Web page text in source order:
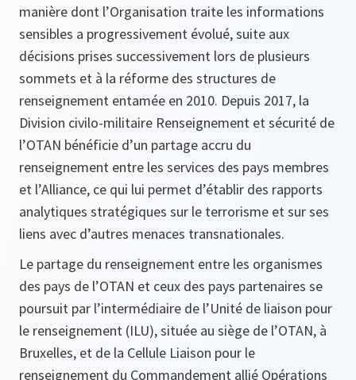
manière dont l’Organisation traite les informations
sensibles a progressivement évolué, suite aux
décisions prises successivement lors de plusieurs
sommets et à la réforme des structures de
renseignement entamée en 2010. Depuis 2017, la
Division civilo-militaire Renseignement et sécurité de
l’OTAN bénéficie d’un partage accru du
renseignement entre les services des pays membres
et l’Alliance, ce qui lui permet d’établir des rapports
analytiques stratégiques sur le terrorisme et sur ses
liens avec d’autres menaces transnationales.
Le partage du renseignement entre les organismes
des pays de l’OTAN et ceux des pays partenaires se
poursuit par l’intermédiaire de l’Unité de liaison pour
le renseignement (ILU), située au siège de l’OTAN, à
Bruxelles, et de la Cellule Liaison pour le
renseignement du Commandement allié Opérations